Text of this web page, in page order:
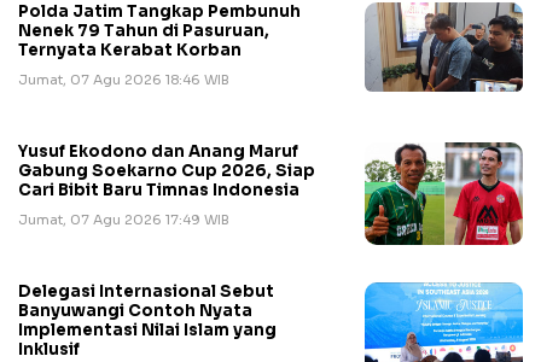
Polda Jatim Tangkap Pembunuh
Nenek 79 Tahun di Pasuruan,
Ternyata Kerabat Korban
Jumat, 07 Agu 2026 18:46 WIB
Yusuf Ekodono dan Anang Maruf
Gabung Soekarno Cup 2026, Siap
Cari Bibit Baru Timnas Indonesia
Jumat, 07 Agu 2026 17:49 WIB
Delegasi Internasional Sebut
Banyuwangi Contoh Nyata
Implementasi Nilai Islam yang
Inklusif